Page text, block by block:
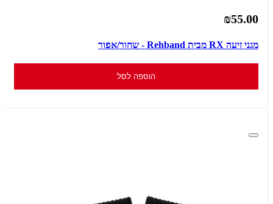
₪55.00
מגני זיעה RX מבית Rehband - שחור/אפור
הוספה לסל